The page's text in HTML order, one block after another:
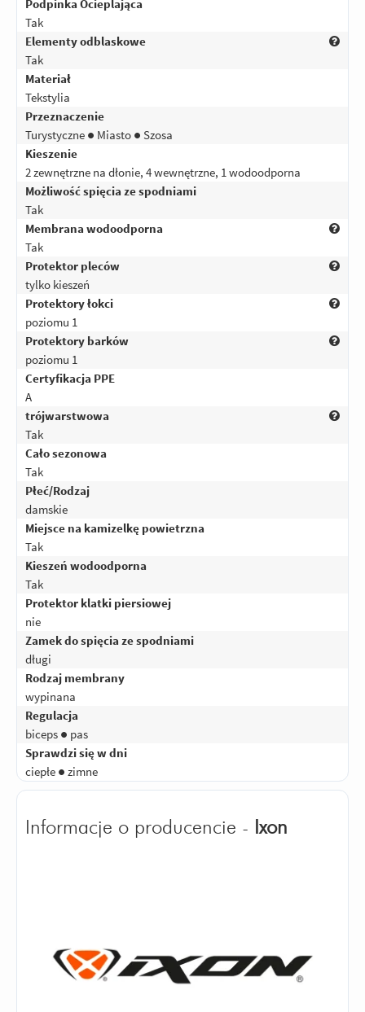
Podpinka Ocieplająca
Tak
Elementy odblaskowe
Tak
Materiał
Tekstylia
Przeznaczenie
Turystyczne ● Miasto ● Szosa
Kieszenie
2 zewnętrzne na dłonie, 4 wewnętrzne, 1 wodoodporna
Możliwość spięcia ze spodniami
Tak
Membrana wodoodporna
Tak
Protektor pleców
tylko kieszeń
Protektory łokci
poziomu 1
Protektory barków
poziomu 1
Certyfikacja PPE
A
trójwarstwowa
Tak
Cało sezonowa
Tak
Płeć/Rodzaj
damskie
Miejsce na kamizelkę powietrzna
Tak
Kieszeń wodoodporna
Tak
Protektor klatki piersiowej
nie
Zamek do spięcia ze spodniami
długi
Rodzaj membrany
wypinana
Regulacja
biceps ● pas
Sprawdzi się w dni
ciepłe ● zimne
Informacje o producencie - Ixon